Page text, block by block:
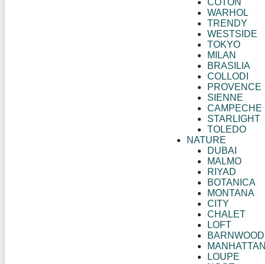
COTON
WARHOL
TRENDY
WESTSIDE
TOKYO
MILAN
BRASILIA
COLLODI
PROVENCE
SIENNE
CAMPECHE
STARLIGHT
TOLEDO
NATURE
DUBAI
MALMO
RIYAD
BOTANICA
MONTANA
CITY
CHALET
LOFT
BARNWOOD
MANHATTAN
LOUPE